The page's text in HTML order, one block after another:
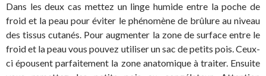
Dans les deux cas mettez un linge humide entre la poche de
froid et la peau pour éviter le phénomène de brûlure au niveau
des tissus cutanés. Pour augmenter la zone de surface entre le
froid et la peau vous pouvez utiliser un sac de petits pois. Ceux-
ci épousent parfaitement la zone anatomique à traiter. Ensuite